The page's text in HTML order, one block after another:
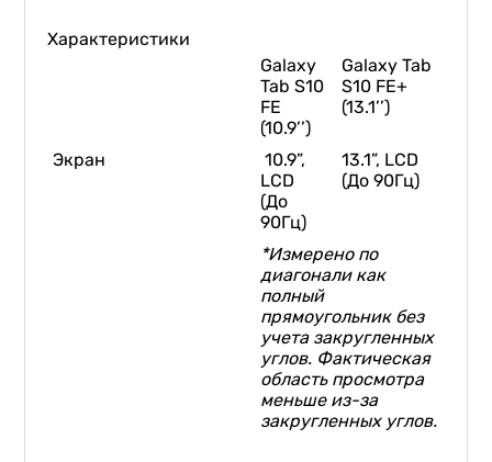
Характеристики
Galaxy
Tab S10
FE
(10.9’’)
Galaxy Tab
S10 FE+
(13.1’’)
Экран
10.9”,
LCD
(До
90Гц)
13.1”, LCD
(До 90Гц)
*Измерено по
диагонали как
полный
прямоугольник без
учета закругленных
углов. Фактическая
область просмотра
меньше из-за
закругленных углов.